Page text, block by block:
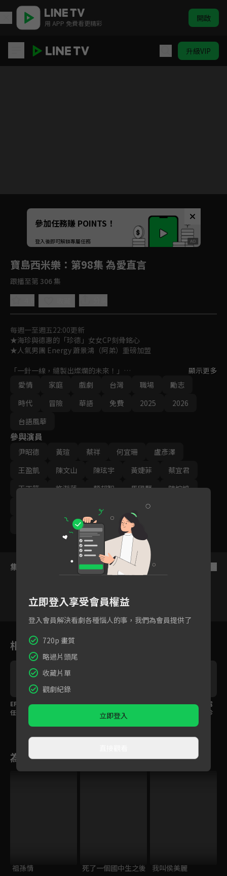
用 APP 免費看更精彩 開啟
升級VIP
Unmute
如有不便請見諒
參加任務賺 POINTS！
登入後即可解鎖專屬任務
寶島西米樂 ：第98集 為愛直言
跟播至第 306 集
每週一至週五22:00更新
★海珍與德惠的「珍德」女女CP刻骨銘心
★人氣男團 Energy 蕭景鴻（阿弟）重磅加盟
「一針一線，縫製出燦爛的未來！」
女人在性別不平等時代裡，如何在男性主導的西裝產業中，克服艱
難成為女西裝師，並一針一線，縫製出燦爛的未來？
一段勇氣、親情與愛情交織的勵志成長故事！
顯示更多
愛情
家庭 戲劇 台灣 職場
勵志
時代
冒險 華語 免費 2025
2026
台語風華
參與演員
尹昭德 黃瑄 蔡祥 何宜珊
盧彥澤
王盈凱
陳文山 陳玹宇 黃婕菲
蔡宜君
王丁筑
許瀞蔆 顏邦智 馬國賢
陳婉婷
璟宣
集數列表
相關花絮
EP306預告｜大川不信
任寶島急簽約，海珍德
EP305預告｜寶島背後
暗算錦繡？芳男主動出
擊宣示主權
EP304預告｜大川、露
露感情持續升溫？海珍
為您推薦
祖孫情 死了一個國中生之後 我叫侯美麗
立即登入享受會員權益
登入會員解決看劇各種惱人的事，我們為會員提供了
720p 畫質
略過片頭尾
收藏片單
觀劇紀錄
立即登入